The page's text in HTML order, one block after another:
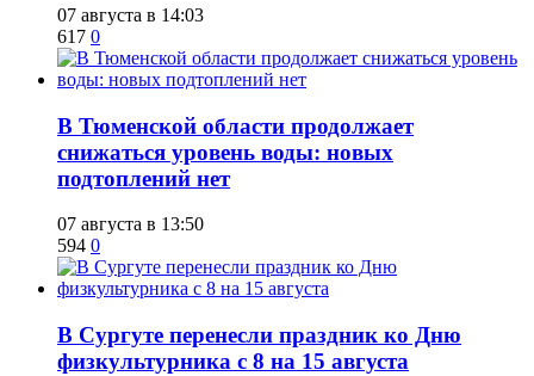
07 августа в 14:03
617 0
​В Тюменской области продолжает
снижаться уровень воды: новых
подтоплений нет
07 августа в 13:50
594 0
​В Сургуте перенесли праздник ко Дню
физкультурника с 8 на 15 августа